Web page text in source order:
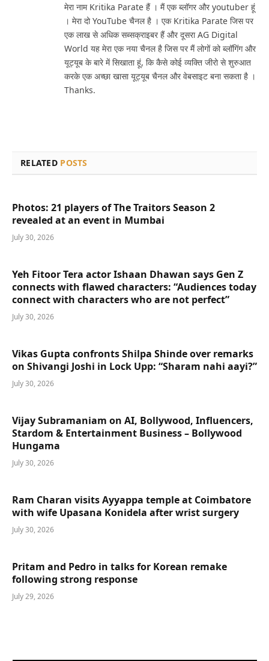
मेरा नाम Kritika Parate हैं । मैं एक ब्लॉगर और youtuber हूं
। मेरा दो YouTube चैनल है । एक Kritika Parate जिस पर
एक लाख से अधिक सब्सक्राइबर हैं और दूसरा AG Digital
World यह मेरा एक नया चैनल है जिस पर मैं लोगों को ब्लॉगिंग और
यूट्यूब के बारे में सिखाता हूं, कि कैसे कोई व्यक्ति जीरो से शुरुआत
करके एक अच्छा खासा यूट्यूब चैनल और वेबसाइट बना सकता है ।
Thanks.
RELATED POSTS
Photos: 21 players of The Traitors Season 2
revealed at an event in Mumbai
July 30, 2026
Yeh Fitoor Tera actor Ishaan Dhawan says Gen Z
connects with flawed characters: “Audiences today
connect with characters who are not perfect”
July 30, 2026
Vikas Gupta confronts Shilpa Shinde over remarks
on Shivangi Joshi in Lock Upp: “Sharam nahi aayi?”
July 30, 2026
Vijay Subramaniam on AI, Bollywood, Influencers,
Stardom & Entertainment Business – Bollywood
Hungama
July 30, 2026
Ram Charan visits Ayyappa temple at Coimbatore
with wife Upasana Konidela after wrist surgery
July 30, 2026
Pritam and Pedro in talks for Korean remake
following strong response
July 29, 2026